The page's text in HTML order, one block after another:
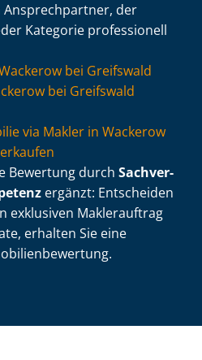
Ansprechpartner, der
Kategorie professionell
bei Greifswald
bei Greifswald
via Makler in Wackerow
Bewertung durch Sach­ver­
ergänzt: Entscheiden
exklusiven Maklerauftrag
erhalten Sie eine